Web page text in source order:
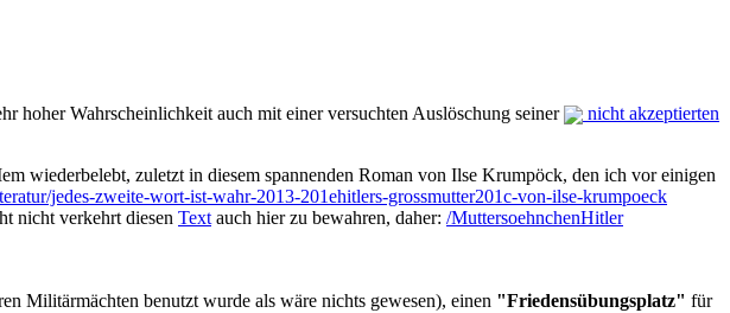
hoher Wahrscheinlichkeit auch mit einer versuchten Auslöschung seiner
nicht akzeptierten
wiederbelebt, zuletzt in diesem spannenden Roman von Ilse Krumpöck, den ich vor einigen
jedes-zweite-wort-ist-wahr-2013-201ehitlers-grossmutter201c-von-ilse-krumpoeck
nicht verkehrt diesen Text auch hier zu bewahren, daher: /MuttersoehnchenHitler
Militärmächten benutzt wurde als wäre nichts gewesen), einen "Friedensübungsplatz" für